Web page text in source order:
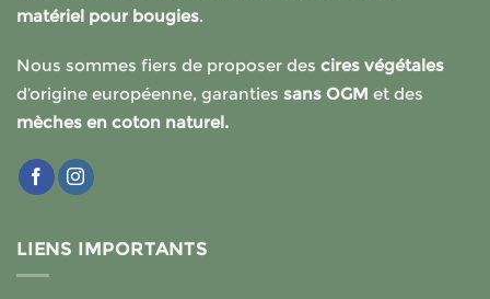
matériel pour bougies.
Nous sommes fiers de proposer des cires végétales
d’origine européenne, garanties sans OGM et des
mèches en coton naturel.
LIENS IMPORTANTS